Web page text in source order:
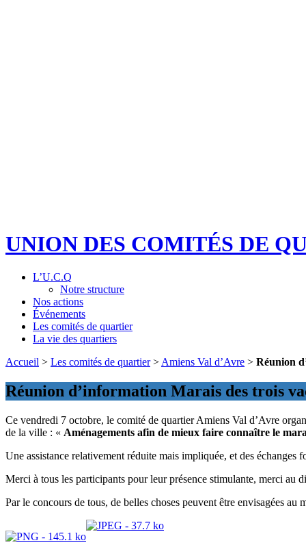
UNION DES COMITÉS DE
L’U.C.Q
Notre structure
Nos actions
Événements
Les comités de quartier
La vie des quartiers
Accueil > Les comités de quartier>Amiens Val d’Avre > Réunion
Réunion d’information Marais des trois
Ce vendredi 7 octobre, le comité de quartier Amiens Val d’Avre
de la ville : « Aménagements afin de mieux faire connaître le
Une assistance relativement réduite mais impliquée, et des
Merci à tous les participants pour leur présence stimulante, merci au
Par le concours de tous, de belles choses peuvent être envisagées au